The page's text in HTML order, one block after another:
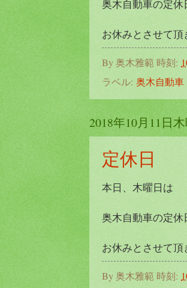
奥木自動車の定休
お休みとさせて頂
By奥木雅範 時刻:
ラベル: 奥木自動車
2018年10月11日
定休日
本日、木曜日は
奥木自動車の定休
お休みとさせて頂
By奥木雅範 時刻: